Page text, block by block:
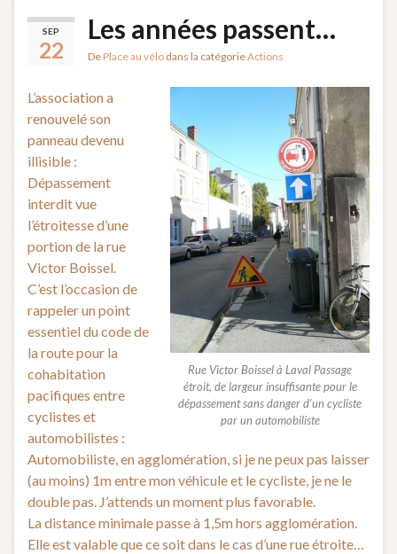
SEP
22
Les années passent…
De Place au vélo dans la catégorieActions
Rue Victor Boissel à Laval Passage
étroit, de largeur insuffisante pour le
dépassement sans danger d’un cycliste
par un automobiliste
L’association a
renouvelé son
panneau devenu
illisible :
Dépassement
interdit vue
l’étroitesse d’une
portion de la rue
Victor Boissel.
C’est l’occasion de
rappeler un point
essentiel du code de
la route pour la
cohabitation
pacifiques entre
cyclistes et
automobilistes :
Automobiliste, en agglomération, si je ne peux pas laisser
(au moins) 1m entre mon véhicule et le cycliste, je ne le
double pas. J’attends un moment plus favorable.
La distance minimale passe à 1,5m hors agglomération.
Elle est valable que ce soit dans le cas d’une rue étroite…